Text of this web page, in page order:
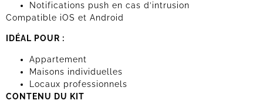
Notifications push en cas d’intrusion
Compatible iOS et Android
IDÉAL POUR :
Appartement
Maisons individuelles
Locaux professionnels
CONTENU DU KIT